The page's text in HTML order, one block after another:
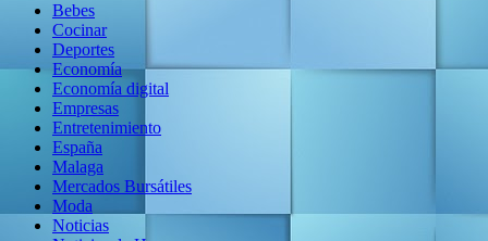
Bebes
Cocinar
Deportes
Economía
Economía digital
Empresas
Entretenimiento
España
Malaga
Mercados Bursátiles
Moda
Noticias